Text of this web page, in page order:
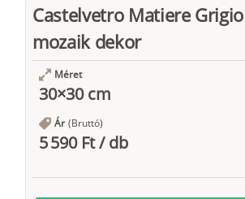
Castelvetro Matiere
mozaik dekor
Méret
30×30 cm
Ár (Bruttó)
5 590 Ft/db